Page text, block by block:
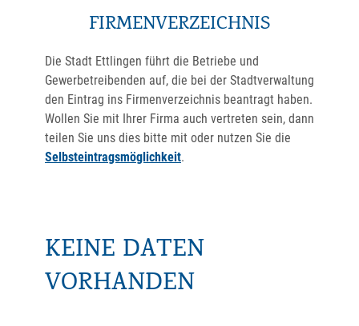
FIRMENVERZEICHNIS
Die Stadt Ettlingen führt die Betriebe und
Gewerbetreibenden auf, die bei der Stadtverwaltung
den Eintrag ins Firmenverzeichnis beantragt haben.
Wollen Sie mit Ihrer Firma auch vertreten sein, dann
teilen Sie uns dies bitte mit oder nutzen Sie die
Selbsteintragsmöglichkeit.
KEINE DATEN
VORHANDEN